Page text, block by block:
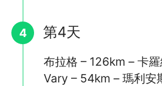
4 第4天
布拉格 – 126km – 卡
Vary – 54km – 瑪利安